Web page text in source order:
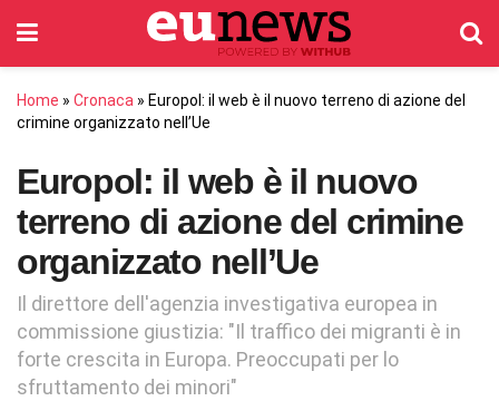
Home » Cronaca » Europol: il web è il nuovo terreno di azione del
crimine organizzato nell’Ue
Europol: il web è il nuovo
terreno di azione del crimine
organizzato nell’Ue
Il direttore dell'agenzia investigativa europea in
commissione giustizia: "Il traffico dei migranti è in
forte crescita in Europa. Preoccupati per lo
sfruttamento dei minori"